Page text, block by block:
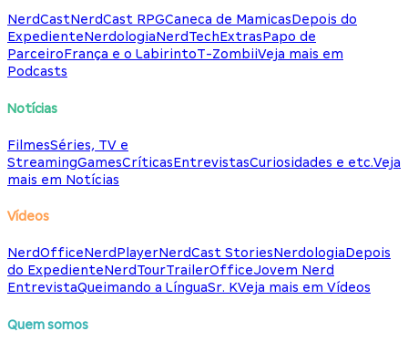
NerdCastNerdCast RPGCaneca de MamicasDepois do
ExpedienteNerdologiaNerdTechExtrasPapo de
ParceiroFrança e o LabirintoT-ZombiiVeja mais em
Podcasts
Notícias
FilmesSéries, TV e
StreamingGamesCríticasEntrevistasCuriosidades e etc.Veja
mais em Notícias
Vídeos
NerdOfficeNerdPlayerNerdCast StoriesNerdologiaDepois
do ExpedienteNerdTourTrailerOfficeJovem Nerd
EntrevistaQueimando a LínguaSr. KVeja mais em Vídeos
Quem somos